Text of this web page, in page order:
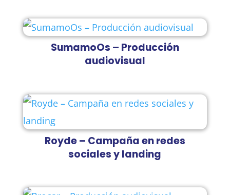
SumamoOs – Producción
audiovisual
Royde – Campaña en redes
sociales y landing